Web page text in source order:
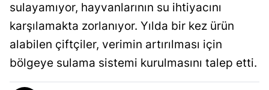
sulayamıyor, hayvanlarının su ihtiyacını
karşılamakta zorlanıyor. Yılda bir kez ürün
alabilen çiftçiler, verimin artırılması için
bölgeye sulama sistemi kurulmasını talep etti.